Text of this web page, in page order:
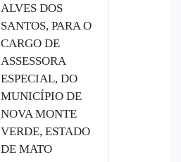
ALVES DOS
SANTOS, PARA O
CARGO DE
ASSESSORA
ESPECIAL, DO
MUNICÍPIO DE
NOVA MONTE
VERDE, ESTADO
DE MATO